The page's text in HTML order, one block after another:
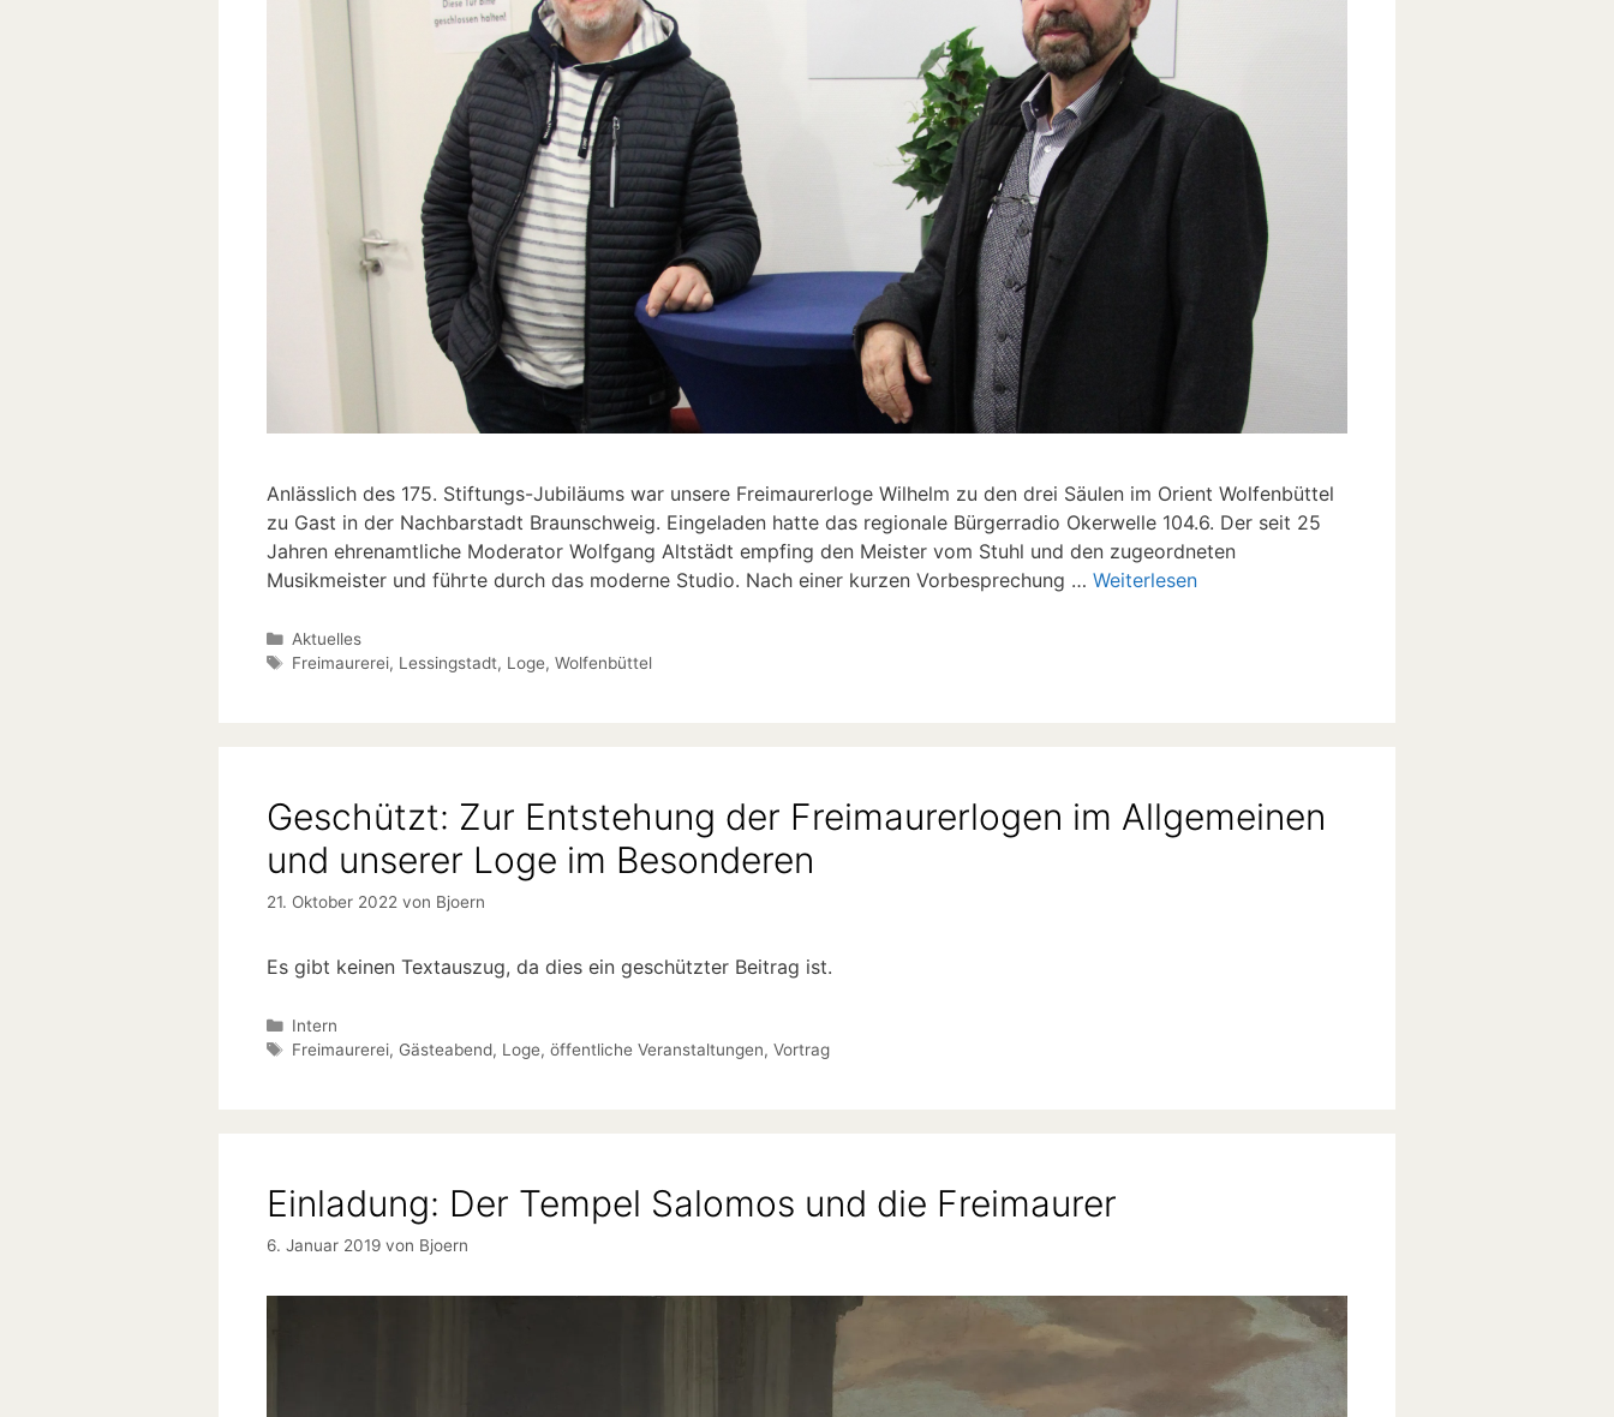
Anlässlich des 175. Stiftungs-Jubiläums war unsere Freimaurerloge Wilhelm zu den drei Säulen im Orient Wolfenbüttel
zu Gast in der Nachbarstadt Braunschweig. Eingeladen hatte das regionale Bürgerradio Okerwelle 104.6. Der seit 25
Jahren ehrenamtliche Moderator Wolfgang Altstädt empfing den Meister vom Stuhl und den zugeordneten
Musikmeister und führte durch das moderne Studio. Nach einer kurzen Vorbesprechung … Weiterlesen
Kategorien
Aktuelles
Schlagwörter
Freimaurerei, Lessingstadt, Loge,Wolfenbüttel
Geschützt: Zur Entstehung der Freimaurerlogen im Allgemeinen
und unserer Loge im Besonderen
21. Oktober 2022 von Bjoern
Es gibt keinen Textauszug, da dies ein geschützter Beitrag ist.
Kategorien
Intern
Schlagwörter
Freimaurerei, Gästeabend, Loge,öffentliche Veranstaltungen,Vortrag
Einladung: Der Tempel Salomos und die Freimaurer
6. Januar 2019 von Bjoern